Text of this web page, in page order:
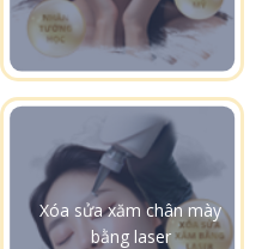
Xóa sửa xăm chân mày
bằng laser